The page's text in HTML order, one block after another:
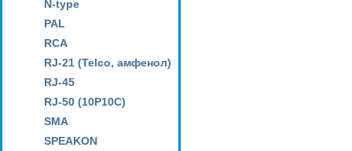
N-type
PAL
RCA
RJ-21 (Telco, амфенол)
RJ-45
RJ-50 (10P10C)
SMA
SPEAKON